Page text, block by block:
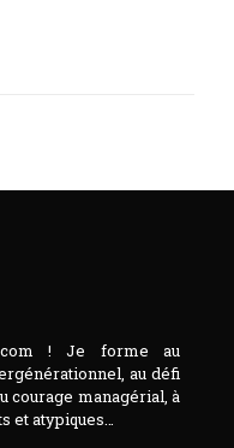
! Je forme au
au défi
courage managérial, à
et atypiques…